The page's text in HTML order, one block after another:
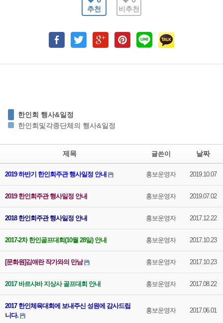
추천 비추천
한인회 행사&일정
한인회및각종단체의 행사&일정
제목 글쓴이 날짜
2019 하반기 한인회주관 행사일정 안내 홍보운영자 2019.10.07
2019 한인회주관 행사일정 안내 홍보운영자 2019.07.02
2018 한인회주관 행사일정 안내 홍보운영자 2017.12.22
2017-2차 한인골프대회(10월 28일) 안내 홍보운영자 2017.10.23
[문화원]김애란 작가와의 만남 홍보운영자 2017.10.23
2017 바르샤바 지상사 골프대회 안내 홍보운영자 2017.08.22
2017 한인체육대회에 보내주신 성원에 감사드립
니다.
홍보운영자 2017.06.01